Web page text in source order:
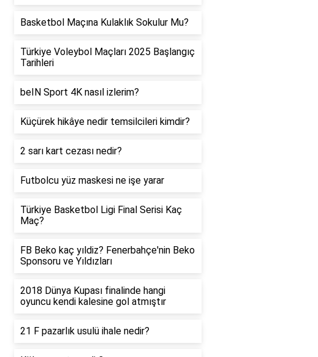
Basketbol Maçına Kulaklık Sokulur Mu?
Türkiye Voleybol Maçları 2025 Başlangıç
Tarihleri
beIN Sport 4K nasıl izlerim?
Küçürek hikâye nedir temsilcileri kimdir?
2 sarı kart cezası nedir?
Futbolcu yüz maskesi ne işe yarar
Türkiye Basketbol Ligi Final Serisi Kaç
Maç?
FB Beko kaç yıldiz? Fenerbahçe'nin Beko
Sponsoru ve Yıldızları
2018 Dünya Kupası finalinde hangi
oyuncu kendi kalesine gol atmıştır
21 F pazarlık usulü ihale nedir?